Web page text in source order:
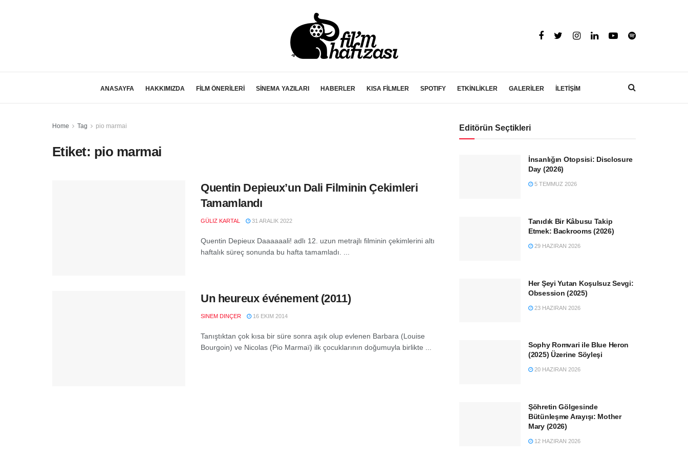
ANASAYFA HAKKIMIZDA FİLM ÖNERİLERİ SİNEMA YAZILARI HABERLER KISA FİLMLER SPOTIFY ETKİNLİKLER GALERİLER İLETİŞİM
Home Tag pio marmai
Etiket: pio marmai
Quentin Depieux’un Dali Filminin Çekimleri
Tamamlandı
GÜLIZ KARTAL 31 ARALIK 2022
Quentin Depieux Daaaaaali! adlı 12. uzun metrajlı filminin çekimlerini altı
haftalık süreç sonunda bu hafta tamamladı. ...
Un heureux événement (2011)
SINEM DINÇER 16 EKIM 2014
Tanıştıktan çok kısa bir süre sonra aşık olup evlenen Barbara (Louise
Bourgoin) ve Nicolas (Pio Marmaï) ilk çocuklarının doğumuyla birlikte ...
Editörün Seçtikleri
İnsanlığın Otopsisi: Disclosure
Day (2026)
5 TEMMUZ 2026
Tanıdık Bir Kâbusu Takip
Etmek: Backrooms (2026)
29 HAZIRAN 2026
Her Şeyi Yutan Koşulsuz Sevgi:
Obsession (2025)
23 HAZIRAN 2026
Sophy Romvari ile Blue Heron
(2025) Üzerine Söyleşi
20 HAZIRAN 2026
Şöhretin Gölgesinde
Bütünleşme Arayışı: Mother
Mary (2026)
12 HAZIRAN 2026